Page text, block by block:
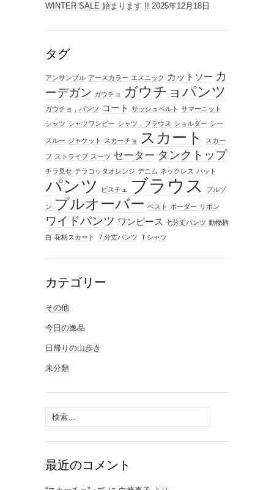
WINTER SALE 始まります !! 2025年12月18日
タグ
アンサンブル アースカラー エスニック カットソー カ
ーデガン ガウチョ ガウチョパンツ
ガウチョ，パンツ コート サッシュベルト サマーニット
シャツ シャツワンピー シャツ，ブラウス ショルダー シー
スルー ジャケット スカーチョ スカート スカー
フ ストライプ スーツ セーター タンクトップ
チラ見せ テラコッタオレンジ デニム ネックレス ハット
パンツ ビスチェ ブラウス ブルゾ
ン プルオーバー ベスト ボーダー リボン
ワイドパンツ ワンピース 七分丈パンツ 動物柄
白 花柄スカート ７分丈パンツ Ｔシャツ
カテゴリー
その他
今日の逸品
日帰りの山歩き
未分類
検
索:
最近のコメント